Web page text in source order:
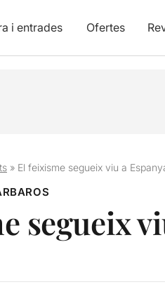
i entrades Ofertes
» El feixisme segueix viu a
segueix